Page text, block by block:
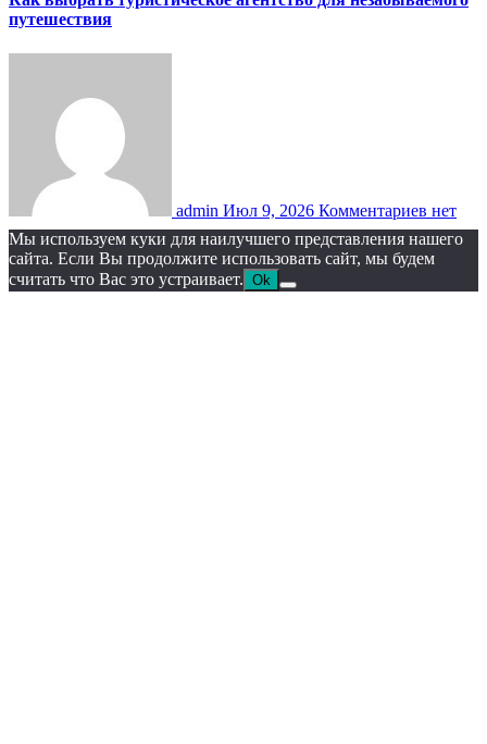
путешествия
admin Июл 9, 2026 Комментариев нет
Мы используем куки для наилучшего представления нашего
сайта. Если Вы продолжите использовать сайт, мы будем
считать что Вас это устраивает. Ok